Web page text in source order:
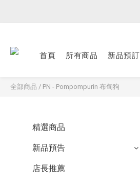
首頁 所有商品 新品預訂
全部商品 / PN - Pompompurin 布甸狗
精選商品
新品預告
店長推薦